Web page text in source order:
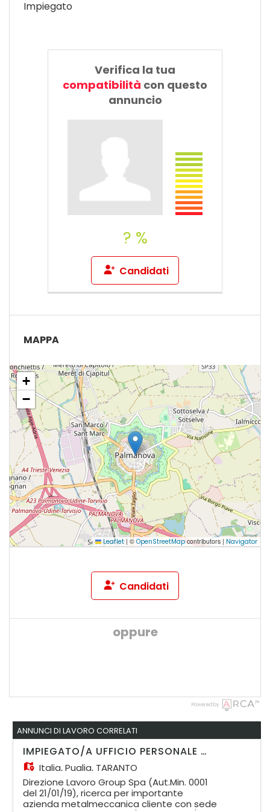
Impiegato
Verifica la tua
compatibilità con questo
annuncio
? %
Candidati
MAPPA
+
−
Leaflet | © OpenStreetMapcontributors | Navigator
Candidati
oppure
Powered by
ANNUNCI DI LAVORO CORRELATI
IMPIEGATO/A UFFICIO PERSONALE - TARANTO
Italia,Puglia, TARANTO
Direzione Lavoro Group Spa (Aut.Min. 0001
del 21/01/19), ricerca per importante
azienda metalmeccanica cliente con sede